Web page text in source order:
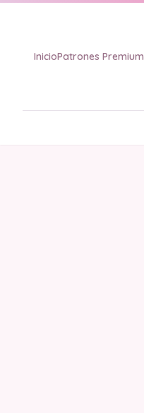
InicioPatrones Premium